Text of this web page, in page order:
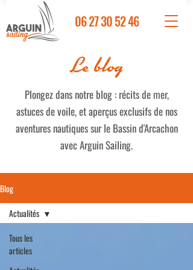
06 27 30 52 46
Le blog
Plongez dans notre blog : récits de mer,
astuces de voile, et aperçus exclusifs de nos
aventures nautiques sur le Bassin d'Arcachon
avec Arguin Sailing.
Blog
Tous les
articles
Actualités